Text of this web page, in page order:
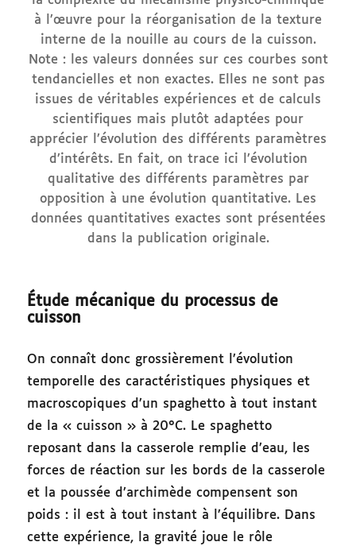
à l’œuvre pour la réorganisation de la texture
interne de la nouille au cours de la cuisson.
Note : les valeurs données sur ces courbes sont
tendancielles et non exactes. Elles ne sont pas
issues de véritables expériences et de calculs
scientifiques mais plutôt adaptées pour
apprécier l’évolution des différents paramètres
d’intérêts. En fait, on trace ici l’évolution
qualitative des différents paramètres par
opposition à une évolution quantitative. Les
données quantitatives exactes sont présentées
dans la publication originale.
Étude mécanique du processus de
cuisson
On connaît donc grossièrement l’évolution
temporelle des caractéristiques physiques et
macroscopiques d’un spaghetto à tout instant
de la « cuisson » à 20°C. Le spaghetto
reposant dans la casserole remplie d’eau, les
forces de réaction sur les bords de la casserole
et la poussée d’archimède compensent son
poids : il est à tout instant à l’équilibre. Dans
cette expérience, la gravité joue le rôle